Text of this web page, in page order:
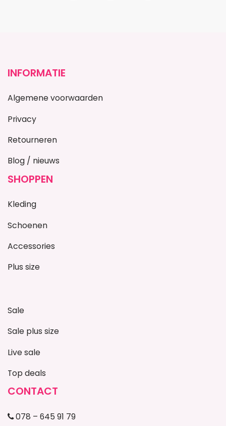
INFORMATIE
Algemene voorwaarden
Privacy
Retourneren
Blog / nieuws
SHOPPEN
Kleding
Schoenen
Accessories
Plus size
Sale
Sale plus size
Live sale
Top deals
CONTACT
078 – 645 91 79